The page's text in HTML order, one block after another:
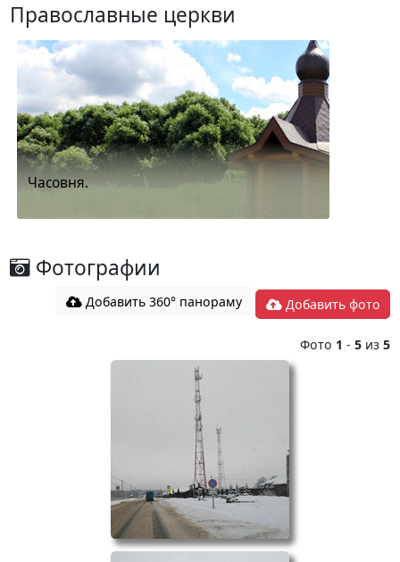
Православные церкви
Часовня.
Фотографии
Добавить 360° панораму Добавить фото
Фото 1 -5 из5